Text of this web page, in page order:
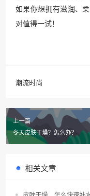
如果你想拥有滋润、
对值得一试！
潮流时尚
上一篇
冬天皮肤干燥？怎么办？
相关文章